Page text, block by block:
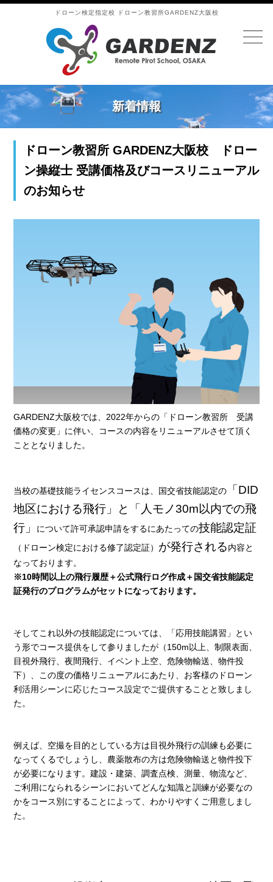
ドローン検定指定校 ドローン教習所GARDENZ大阪校
新着情報
ドローン教習所 GARDENZ大阪校 ドロー
ン操縦士 受講価格及びコースリニューアル
のお知らせ
GARDENZ大阪校では、2022年からの「ドローン教習所 受講
価格の変更」に伴い、コースの内容をリニューアルさせて頂く
こととなりました。
当校の基礎技能ライセンスコースは、国交省技能認定の
「DID
地区における飛行」と「人モノ30m以内での飛
行」
について許可承認申請をするにあたっての技能認定証
（ドローン検定における修了認定証） が発行される内容と
なっております。
※10時間以上の飛行履歴＋公式飛行ログ作成＋国交省技能認定
証発行のプログラムがセットになっております。
そしてこれ以外の技能認定については、「応用技能講習」とい
う形でコース提供をして参りましたが（150m以上、制限表面、
目視外飛行、夜間飛行、イベント上空、危険物輸送、物件投
下）、この度の価格リニューアルにあたり、お客様のドローン
利活用シーンに応じたコース設定でご提供することと致しまし
た。
例えば、空撮を目的としている方は目視外飛行の訓練も必要に
なってくるでしょうし、農薬散布の方は危険物輸送と物件投下
が必要になります。建設・建築、調査点検、測量、物流など、
ご利用になられるシーンにおいてどんな知識と訓練が必要なの
かをコース別にすることによって、わかりやすくご用意しまし
た。